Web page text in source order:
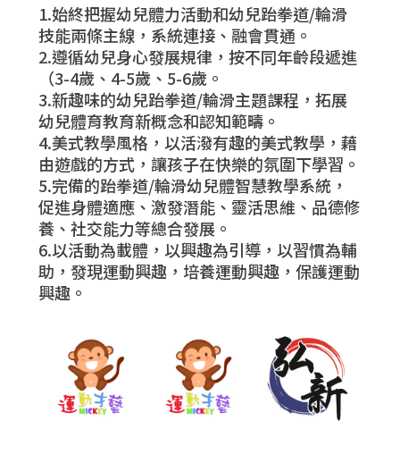
1.始終把握幼兒體力活動和幼兒跆拳道/輪滑
技能兩條主線，系統連接、融會貫通。
2.遵循幼兒身心發展規律，按不同年齡段遞進
（3-4歲、4-5歲、5-6歲。
3.新趣味的幼兒跆拳道/輪滑主題課程，拓展
幼兒體育教育新概念和認知範疇。
4.美式教學風格，以活潑有趣的美式教學，藉
由遊戲的方式，讓孩子在快樂的氛圍下學習。
5.完備的跆拳道/輪滑幼兒體智慧教學系統，
促進身體適應、激發潛能、靈活思維、品德修
養、社交能力等總合發展。
6.以活動為載體，以興趣為引導，以習慣為輔
助，發現運動興趣，培養運動興趣，保護運動
興趣。